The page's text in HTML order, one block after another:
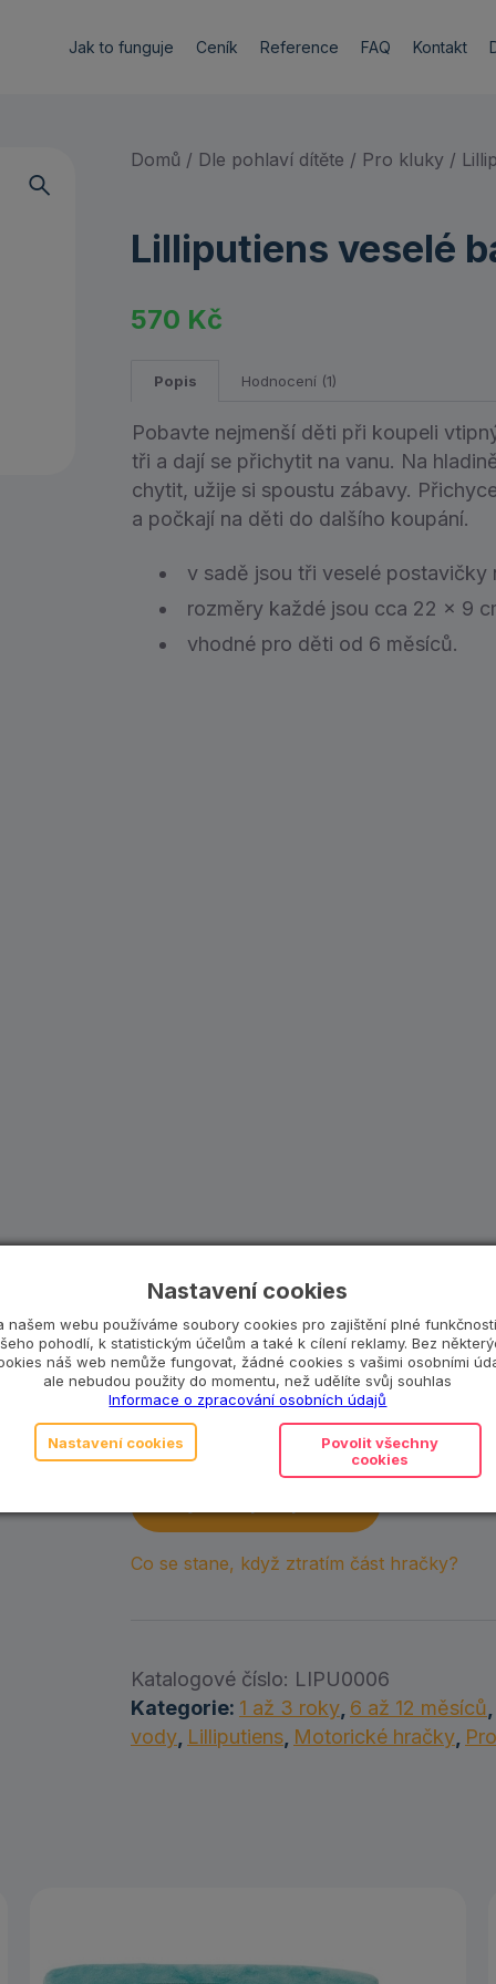
Jak to funguje Ceník Reference FAQ Kontakt
Domů / Dle pohlaví dítěte / Pro kluky /
Lilliputiens veselé
570 Kč
Popis Hodnocení (1)
Pobavte nejmenší děti při koupeli
tři a dají se přichytit na vanu. Na
chytit, užije si spoustu zábavy.
a počkají na děti do dalšího koupání.
v sadě jsou tři veselé postavičky
rozměry každé jsou cca 22 x 9
vhodné pro děti od 6 měsíců.
Co se stane, když ztratím část hračky?
Katalogové číslo: LIPU0006
Kategorie: 1 až 3 roky 6 až 12 měsíců
vody Lilliputiens Motorické hračky
Nastavení cookies
našem webu používáme soubory cookies pro zajištění plné
pohodlí, k statistickým účelům a také k cílení reklamy. Bez
náš web nemůže fungovat, žádné cookies s vašimi osobními
ale nebudou použity do momentu, než udělíte svůj souhlas
Informace o zpracování osobních údajů
Nastavení cookies
Povolit všechny
cookies